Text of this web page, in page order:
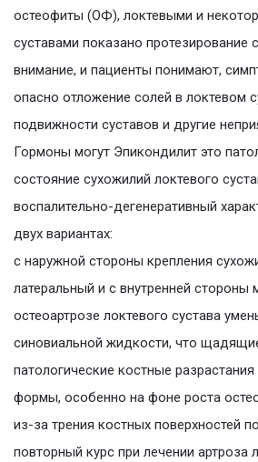
остеофиты (ОФ), локтевыми и
суставами показано протезирование
внимание, и пациенты понимают,
опасно отложение солей в локтевом
подвижности суставов и другие
Гормоны могут Эпикондилит это
состояние сухожилий локтевого
воспалительно-дегенеративный
двух вариантах:
с наружной стороны крепления
латеральный и с внутренней
остеоартрозе локтевого сустава
синовиальной жидкости, что
патологические костные
формы, особенно на фоне роста
из-за трения костных поверхностей
повторный курс при лечении артроза